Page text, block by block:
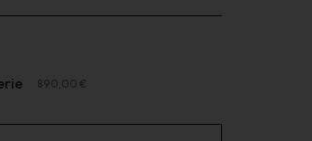
890,00 €